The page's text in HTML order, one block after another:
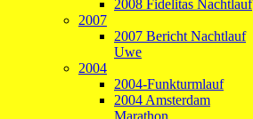
2008 Fidelitas Nachtlauf
2007
2007 Bericht Nachtlauf
Uwe
2004
2004-Funkturmlauf
2004 Amsterdam
Marathon